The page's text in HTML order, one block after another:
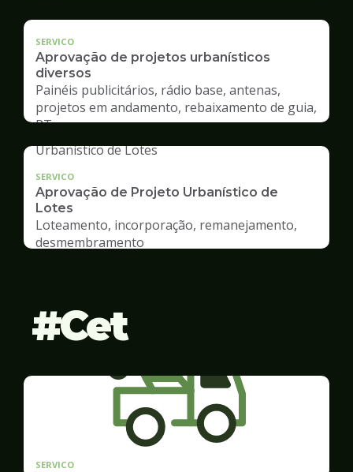
SERVICO
Aprovação de projetos urbanísticos
diversos
Painéis publicitários, rádio base, antenas,
projetos em andamento, rebaixamento de guia,
RT
SERVICO
Aprovação de Projeto Urbanístico de
Lotes
Loteamento, incorporação, remanejamento,
desmembramento
Cet
SERVICO